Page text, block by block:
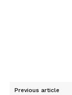
Previous article